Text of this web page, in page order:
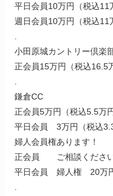
平日会員10万円（税込11
週日会員10万円（税込11
小田原城カントリー倶楽
正会員15万円（税込16.5
鎌倉CC
正会員5万円（税込5.5万円
平日会員 3万円（税込
婦人会員権あります！
正会員 ご相談くださ
平日会員 婦人権 20万円